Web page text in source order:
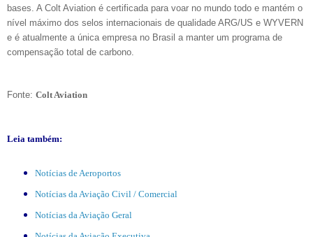
bases. A Colt Aviation é certificada para voar no mundo todo e mantém o
nível máximo dos selos internacionais de qualidade ARG/US e WYVERN
e é atualmente a única empresa no Brasil a manter um programa de
compensação total de carbono.
Fonte: Colt Aviation
Leia também:
Notícias de Aeroportos
Notícias da Aviação Civil / Comercial
Notícias da Aviação Geral